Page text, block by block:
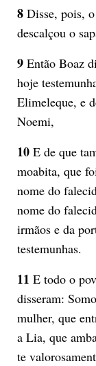
8Disse, pois,
descalçou o
9Então Boaz
hoje
Elimeleque, e
Noemi,
10E de que
moabita, que
nome do
nome do
irmãos e da
testemunhas.
11 E todo o
disseram:
mulher, que
a Lia, que
te